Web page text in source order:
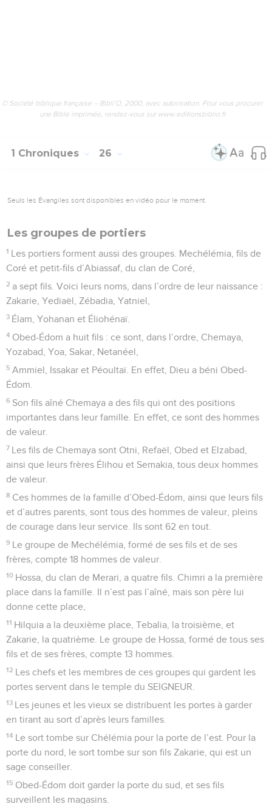
© Société biblique française – Bibli’O, 2000, avec autorisation. Pour vous procurer
une Bible imprimée, rendez-vous sur www.editionsbiblio.fr
1 Chroniques 26
Seuls les Évangiles sont disponibles en vidéo pour le moment.
Les groupes de portiers
1 Les portiers forment aussi des groupes. Mechélémia, fils de
Coré et petit-fils d’Abiassaf, du clan de Coré,
2 a sept fils. Voici leurs noms, dans l’ordre de leur naissance :
Zakarie, Yediaël, Zébadia, Yatniel,
3 Élam, Yohanan et Éliohénaï.
4 Obed-Édom a huit fils : ce sont, dans l’ordre, Chemaya,
Yozabad, Yoa, Sakar, Netanéel,
5 Ammiel, Issakar et Péoultaï. En effet, Dieu a béni Obed-
Édom.
6 Son fils aîné Chemaya a des fils qui ont des positions
importantes dans leur famille. En effet, ce sont des hommes
de valeur.
7 Les fils de Chemaya sont Otni, Refaël, Obed et Elzabad,
ainsi que leurs frères Élihou et Semakia, tous deux hommes
de valeur.
8 Ces hommes de la famille d’Obed-Édom, ainsi que leurs fils
et d’autres parents, sont tous des hommes de valeur, pleins
de courage dans leur service. Ils sont 62 en tout.
9 Le groupe de Mechélémia, formé de ses fils et de ses
frères, compte 18 hommes de valeur.
10 Hossa, du clan de Merari, a quatre fils. Chimri a la première
place dans la famille. Il n’est pas l’aîné, mais son père lui
donne cette place,
11 Hilquia a la deuxième place, Tebalia, la troisième, et
Zakarie, la quatrième. Le groupe de Hossa, formé de tous ses
fils et de ses frères, compte 13 hommes.
12 Les chefs et les membres de ces groupes qui gardent les
portes servent dans le temple du SEIGNEUR.
13 Les jeunes et les vieux se distribuent les portes à garder
en tirant au sort d’après leurs familles.
14 Le sort tombe sur Chélémia pour la porte de l’est. Pour la
porte du nord, le sort tombe sur son fils Zakarie, qui est un
sage conseiller.
15 Obed-Édom doit garder la porte du sud, et ses fils
surveillent les magasins.